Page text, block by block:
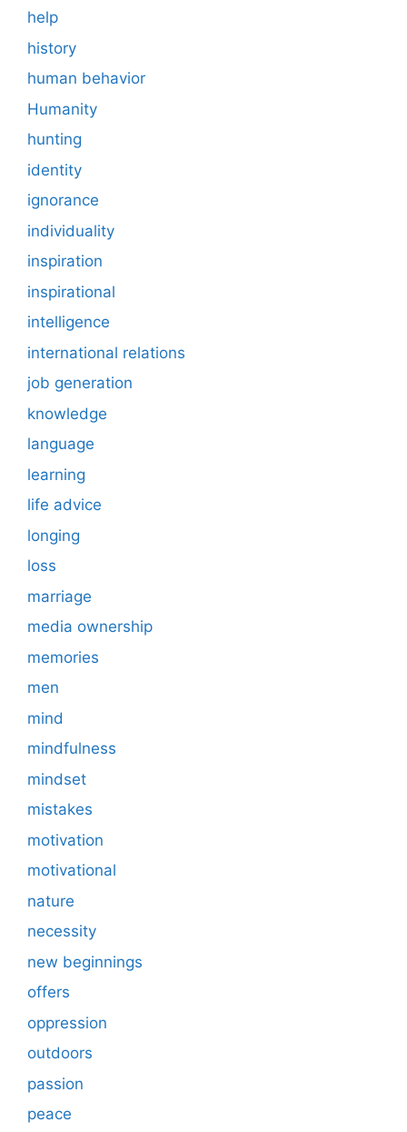
help
history
human behavior
Humanity
hunting
identity
ignorance
individuality
inspiration
inspirational
intelligence
international relations
job generation
knowledge
language
learning
life advice
longing
loss
marriage
media ownership
memories
men
mind
mindfulness
mindset
mistakes
motivation
motivational
nature
necessity
new beginnings
offers
oppression
outdoors
passion
peace